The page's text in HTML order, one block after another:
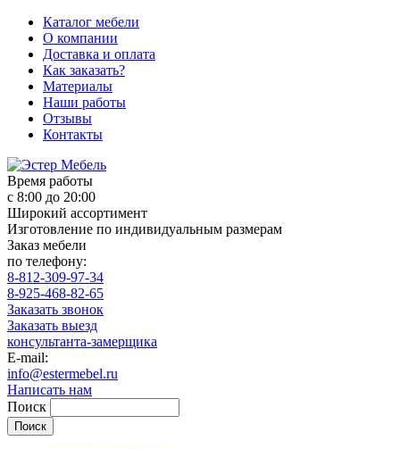
Каталог мебели
О компании
Доставка и оплата
Как заказать?
Материалы
Наши работы
Отзывы
Контакты
Время работы
с 8:00 до 20:00
Широкий ассортимент
Изготовление по индивидуальным размерам
Заказ мебели
по телефону:
8-812-309-97-34
8-925-468-82-65
Заказать звонок
Заказать выезд
консультанта-замерщика
E-mail:
info@estermebel.ru
Написать нам
Поиск